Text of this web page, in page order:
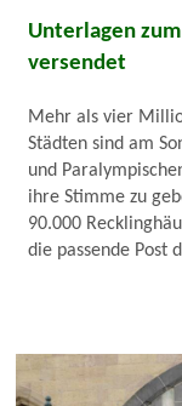
Unterlagen
versendet
Mehr als vier
Städten sind am
und
ihre Stimme zu
90.000
die passende Post